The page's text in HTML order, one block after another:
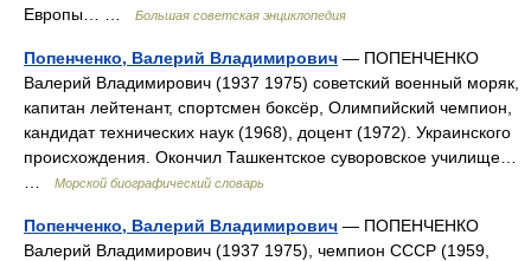
Европы… …
Большая советская энциклопедия
Попенченко, Валерий Владимирович — ПОПЕНЧЕНКО
Валерий Владимирович (1937 1975) советский военный моряк,
капитан лейтенант, спортсмен боксёр, Олимпийский чемпион,
кандидат технических наук (1968), доцент (1972). Украинского
происхождения. Окончил Ташкентское суворовское училище…
Морской биографический словарь
Попенченко, Валерий Владимирович — ПОПЕНЧЕНКО
Валерий Владимирович (1937 1975), чемпион СССР (1959,